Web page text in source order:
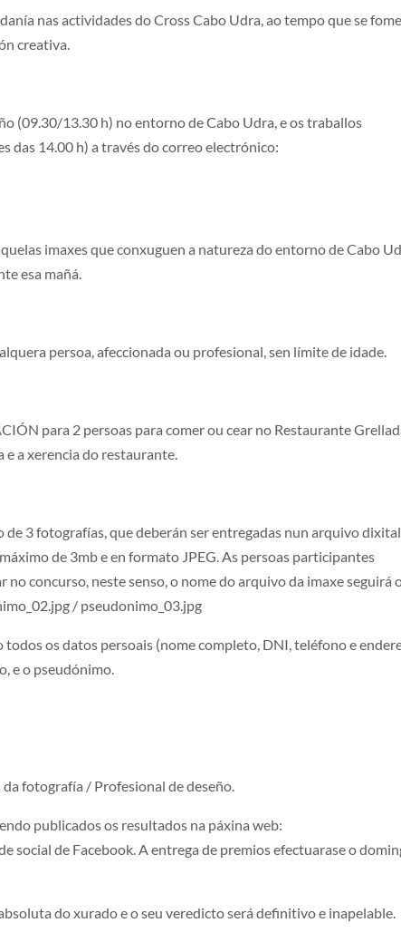
nas actividades do Cross Cabo Udra, ao tempo que se
creativa.
(09.30/13.30 h) no entorno de Cabo Udra, e os traballos
das 14.00 h) a través do correo electrónico:
imaxes que conxuguen a natureza do entorno de Cabo
esa mañá.
persoa, afeccionada ou profesional, sen límite de idade.
para 2 persoas para comer ou cear no Restaurante
a xerencia do restaurante.
3 fotografías, que deberán ser entregadas nun arquivo dixital
de 3mb e en formato JPEG. As persoas participantes
concurso, neste senso, o nome do arquivo da imaxe seguirá
/ pseudonimo_03.jpg
os datos persoais (nome completo, DNI, teléfono e
e o pseudónimo.
fotografía / Profesional de deseño.
publicados os resultados na páxina web:
social de Facebook. A entrega de premios efectuarase o
do xurado e o seu veredicto será definitivo e inapelable.